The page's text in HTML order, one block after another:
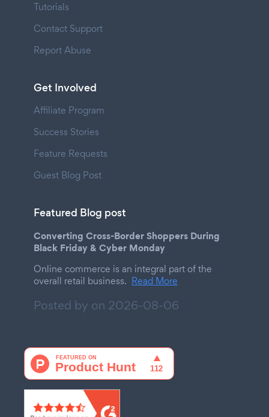
Tutorials
Contact Support
Report Abuse
Get Involved
Affiliate Program
Success Stories
Feature Requests
Guest Blog Post
Featured Blog post
Converting Cross-Border Shoppers During
Black Friday & Cyber Monday
Online commerce is an integral part of the
overall retail business. Read More
Posted by on 2026-08-06